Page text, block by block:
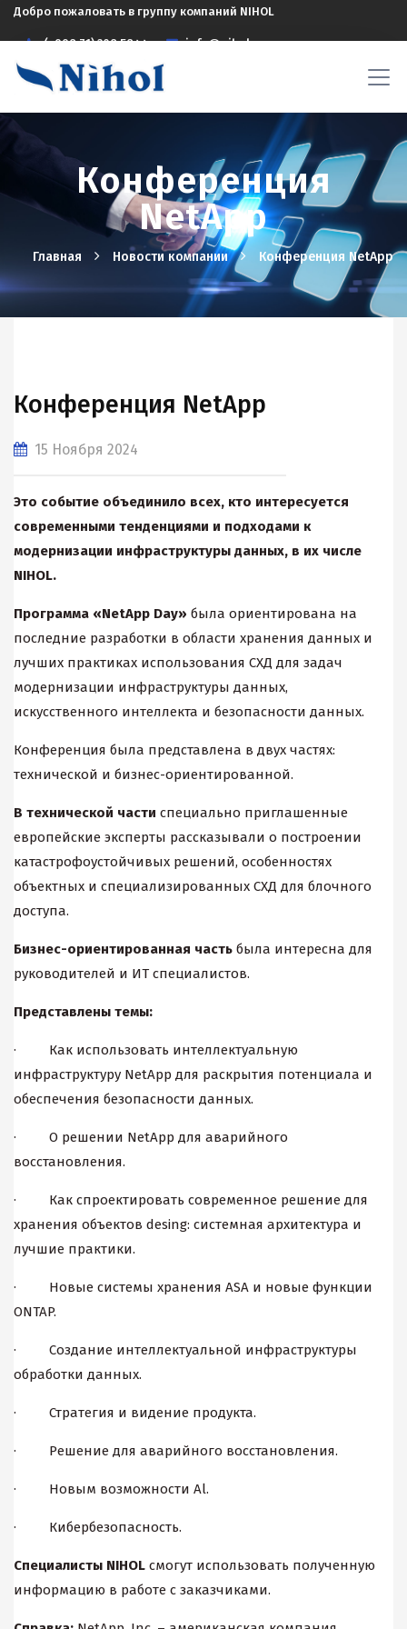
Добро пожаловать в группу компаний NIHOL
(+998 71) 208 5844 info@nihol.uz
Конференция
NetApp
Главная Новости компании Конференция NetApp
Конференция NetApp
15 Ноября 2024
Это событие объединило всех, кто интересуется
современными тенденциями и подходами к
модернизации инфраструктуры данных, в их числе
NIHOL.
Программа «NetАpp Dау» была ориентирована на
последние разработки в области хранения данных и
лучших практиках использования СХД для задач
модернизации инфраструктуры данных,
искусственного интеллекта и безопасности данных.
Конференция была представлена в двух частях:
технической и бизнес-ориентированной.
В технической части специально приглашенные
европейские эксперты рассказывали о построении
катастрофоустойчивых решений, особенностях
объектных и специализированных СХД для блочного
доступа.
Бизнес-ориентированная часть была интересна для
руководителей и ИТ специалистов.
Представлены темы:
· Как использовать интеллектуальную
инфраструктуру NetApp для раскрытия потенциала и
обеспечения безопасности данных.
· О решении NetApp для аварийного
восстановления.
· Как спроектировать современное решение для
хранения объектов desing: системная архитектура и
лучшие практики.
· Новые системы хранения ASA и новые функции
ONTAP.
· Создание интеллектуальной инфраструктуры
обработки данных.
· Стратегия и видение продукта.
· Решение для аварийного восстановления.
· Новым возможности Al.
· Кибербезопасность.
Специалисты NIHOL смогут использовать полученную
информацию в работе с заказчиками.